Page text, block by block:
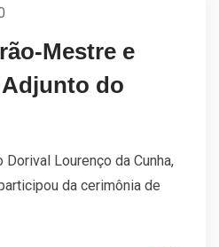
Mestre e
do
Lourenço da Cunha,
da cerimônia de